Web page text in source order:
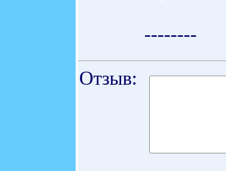
--------
Отзыв: